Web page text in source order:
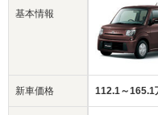
基本情報
新車価格 112.1～165.1